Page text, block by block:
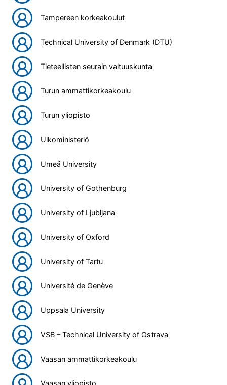
Tampereen korkeakoulut
Technical University of Denmark (DTU)
Tieteellisten seurain valtuuskunta
Turun ammattikorkeakoulu
Turun yliopisto
Ulkoministeriö
Umeå University
University of Gothenburg
University of Ljubljana
University of Oxford
University of Tartu
Université de Genève
Uppsala University
VSB – Technical University of Ostrava
Vaasan ammattikorkeakoulu
Vaasan yliopisto